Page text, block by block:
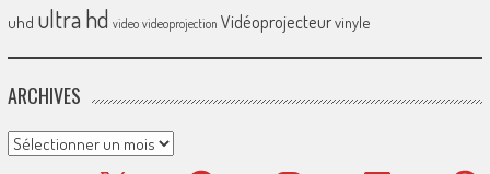
uhd ultra hd video videoprojection Vidéoprojecteurvinyle
ARCHIVES
Archives